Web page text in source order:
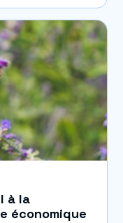
à la
économique